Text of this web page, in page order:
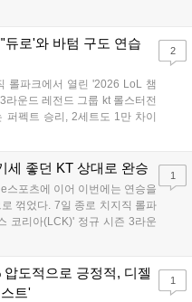
EX’, 9월 22일 ‘갈바테인’ 등 다양한
에는 ‘Ragnarok 3’ 등 대작을 글로벌
트벤처 설립과 라그나로크 에코 시스
할 방침이다....
듀로'와 바텀 구도 연습
롤파크에서 열린 '2026 LoL 챔
운드 레전드 그룹 kt 롤스터전
펙트 승리, 2세트도 1만 차이
그대로 압도적인 경기력을 선
2
세 좋던 KT 상대로 완승
스포츠에 이어 이번에는 연승을
꺾었다. 7일 종로 치지직 롤파
코리아(LCK)' 정규 시즌 3라운
e스포츠의 대결에서 젠지가 압
1
압도적으로 긍정적, 디젤
트'
1